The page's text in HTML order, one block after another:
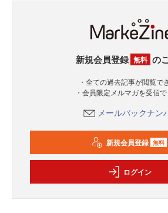
新規会員登録 無料 の
・全ての過去記事が閲覧で
・会員限定メルマガを受信
メールバックナン
新規会員登録 無料
ログイン